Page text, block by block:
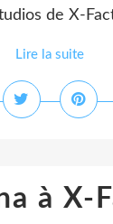
de X-
Lire la suite
à X-